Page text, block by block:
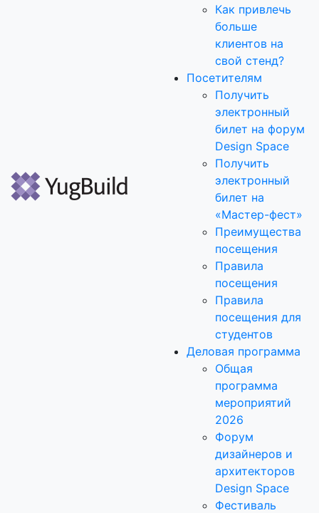
Как привлечь
больше
клиентов на
свой стенд?
Посетителям
Получить
электронный
билет на форум
Design Space
Получить
электронный
билет на
«Мастер-фест»
Преимущества
посещения
Правила
посещения
Правила
посещения для
студентов
Деловая программа
Общая
программа
мероприятий
2026
Форум
дизайнеров и
архитекторов
Design Space
Фестиваль